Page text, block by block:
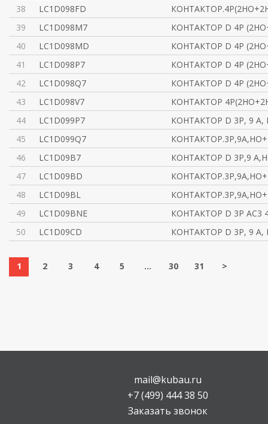
38
LC1D098FD
39
LC1D098M7
КОНТАКТОР D 4P
40
LC1D098MD
КОНТАКТОР D 4P
41
LC1D098P7
КОНТАКТОР D 4P
42
LC1D098Q7
КОНТАКТОР D 4P
43
LC1D098V7
КОНТАКТОР
44
LC1D099P7
КОНТАКТОР D 3Р, 9 A,
45
LC1D099Q7
46
LC1D09B7
КОНТАКТОР D 3Р,9
47
LC1D09BD
48
LC1D09BL
49
LC1D09BNE
КОНТАКТОР D 3P AC3
50
LC1D09CD КОНТАКТОР D 3Р, 9 A,
1 2 3 4 5 ... 30 31 >
mail@kubau.ru
+7 (499) 444 38 50
Заказать звонок